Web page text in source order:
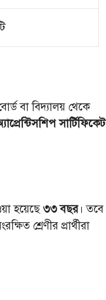
বা বিদ্যালয় থেকে
সার্টিফিকেট
হয়েছে ৩৩ বছর। তবে
শ্রেণীর প্রার্থীরা